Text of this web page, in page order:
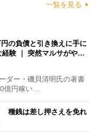
一覧を見る
円の負債と引き換えに手に
経験 ｜ 突然マルサがや…
ダー・磯貝清明氏の著書
億円稼い…
種銭は差し押さえを免れ